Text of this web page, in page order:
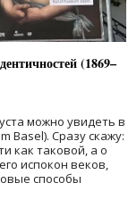
(1869–
можно увидеть в
Basel). Сразу скажу:
как таковой, а о
испокон веков,
способы